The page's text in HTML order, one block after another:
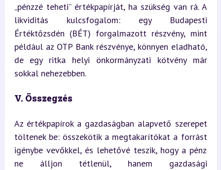
„pénzzé teheti” értékpapírját, ha szükség van rá. A
likviditás kulcsfogalom: egy Budapesti
Értéktőzsdén (BÉT) forgalmazott részvény, mint
például az OTP Bank részvénye, könnyen eladható,
de egy ritka helyi önkormányzati kötvény már
sokkal nehezebben.
V. Összegzés
Az értékpapírok a gazdaságban alapvető szerepet
töltenek be: összekötik a megtakarítókat a forrást
igénybe vevőkkel, és lehetővé teszik, hogy a pénz
ne álljon tétlenül, hanem gazdasági